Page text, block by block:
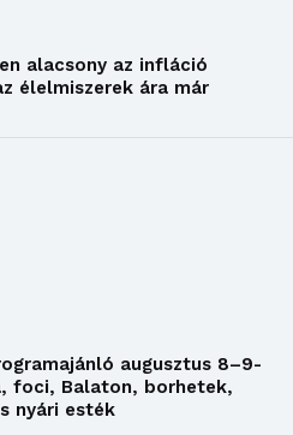
alacsony az infláció
élelmiszerek ára már
augusztus 8–9-
foci, Balaton, borhetek,
nyári esték